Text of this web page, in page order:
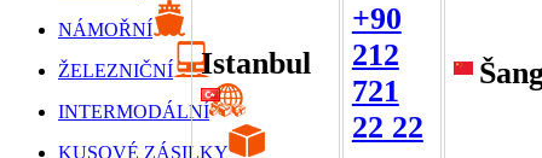
Istanbul
+90
212
721
22 22
NÁMOŘNÍ
ŽELEZNIČNÍ
INTERMODÁLNÍ
KUSOVÉ ZÁSILKY